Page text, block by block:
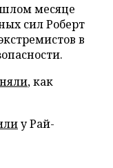
месяце
сил Роберт
в
, как
у Рай-